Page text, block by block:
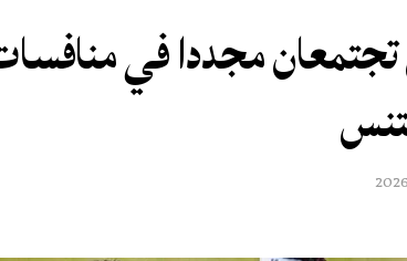
تجتمعان مجددا في